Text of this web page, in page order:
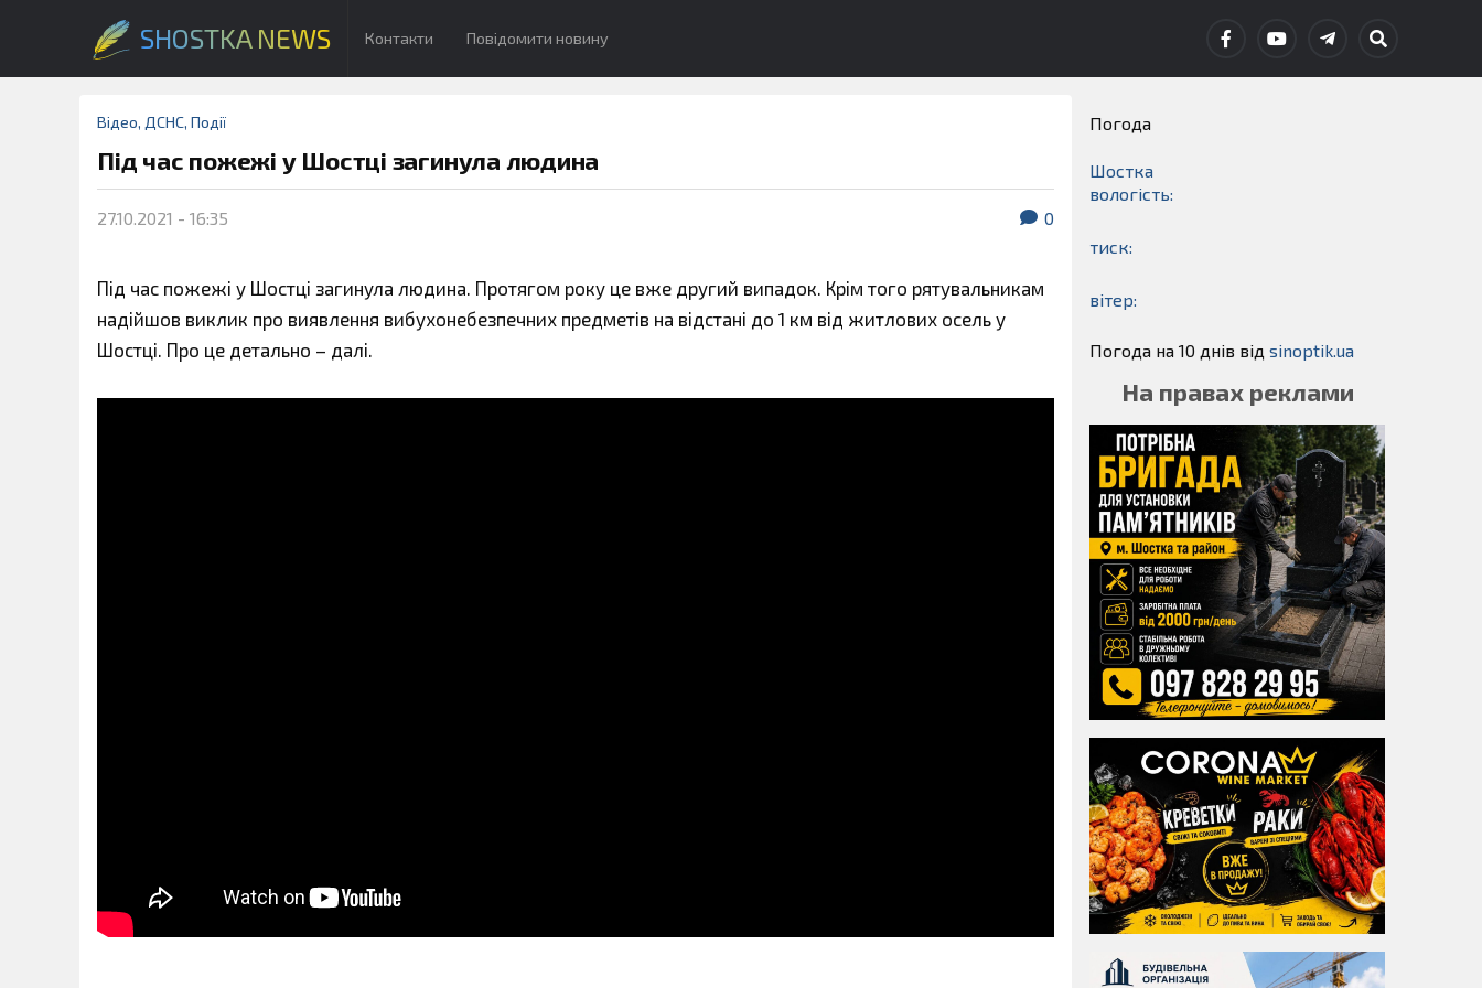
SHOSTKA NEWS Контакти Повідомити новину
Відео, ДСНС, Події
Під час пожежі у Шостці загинула людина
27.10.2021 - 16:35 0
Під час пожежі у Шостці загинула людина. Протягом року це вже другий випадок. Крім того рятувальникам
надійшов виклик про виявлення вибухонебезпечних предметів на відстані до 1 км від житлових осель у
Шостці. Про це детально – далі.
Погода
Шостка
вологість:
тиск:
вітер:
Погода на 10 днів від sinoptik.ua
На правах реклами